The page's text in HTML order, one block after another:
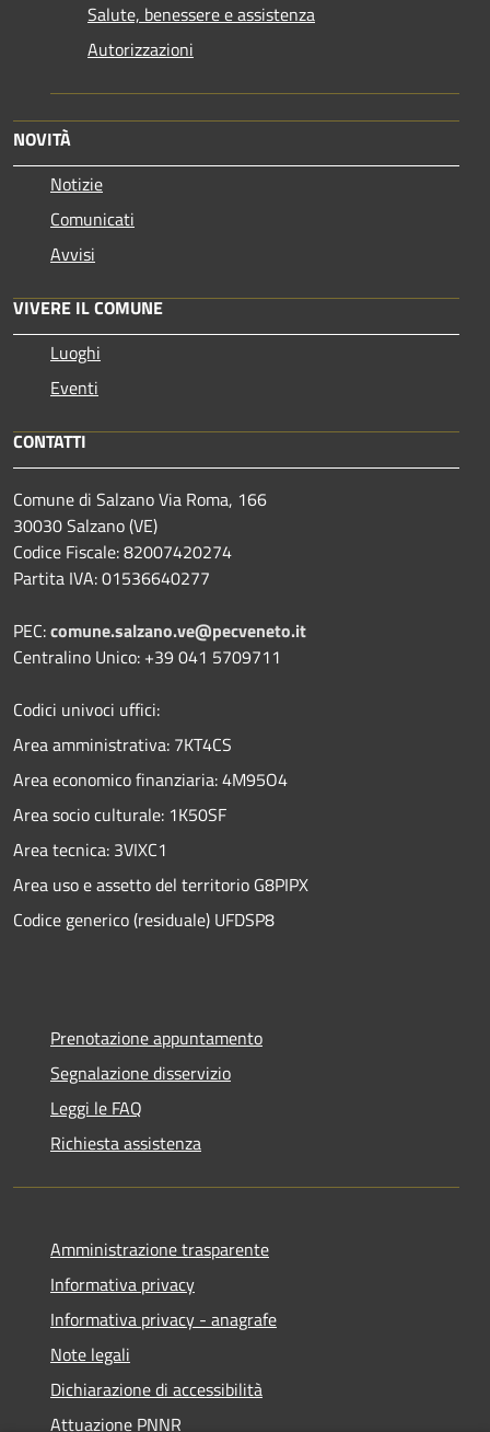
Salute, benessere e assistenza
Autorizzazioni
NOVITÀ
Notizie
Comunicati
Avvisi
VIVERE IL COMUNE
Luoghi
Eventi
CONTATTI
Comune di Salzano Via Roma, 166
30030 Salzano (VE)
Codice Fiscale: 82007420274
Partita IVA: 01536640277
PEC:comune.salzano.ve@pecveneto.it
Centralino Unico: +39 041 5709711
Codici univoci uffici:
Area amministrativa: 7KT4CS
Area economico finanziaria: 4M95O4
Area socio culturale: 1K50SF
Area tecnica: 3VIXC1
Area uso e assetto del territorio G8PIPX
Codice generico (residuale) UFDSP8
Prenotazione appuntamento
Segnalazione disservizio
Leggi le FAQ
Richiesta assistenza
Amministrazione trasparente
Informativa privacy
Informativa privacy - anagrafe
Note legali
Dichiarazione di accessibilità
Attuazione PNNR